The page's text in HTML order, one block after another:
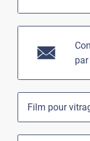
par
Film pour